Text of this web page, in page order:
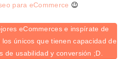
para eCommerce 😉
eCommerces e inspírate de
únicos que tienen capacidad de
de usabilidad y conversión ;D.